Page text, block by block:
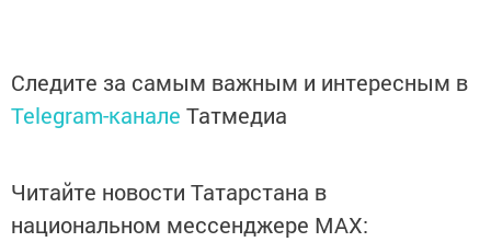
Следите за самым важным и интересным в
Telegram-канале Татмедиа
Читайте новости Татарстана в
национальном мессенджере MАХ: